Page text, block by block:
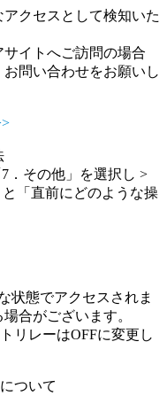
クセスとして検知いた
イトへご訪問の場合
問い合わせをお願いし
．その他」を選択し >
「直前にどのような操
状態でアクセスされま
合がございます。
リレーはOFFに変更し
ついて